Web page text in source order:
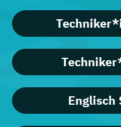
Englisch